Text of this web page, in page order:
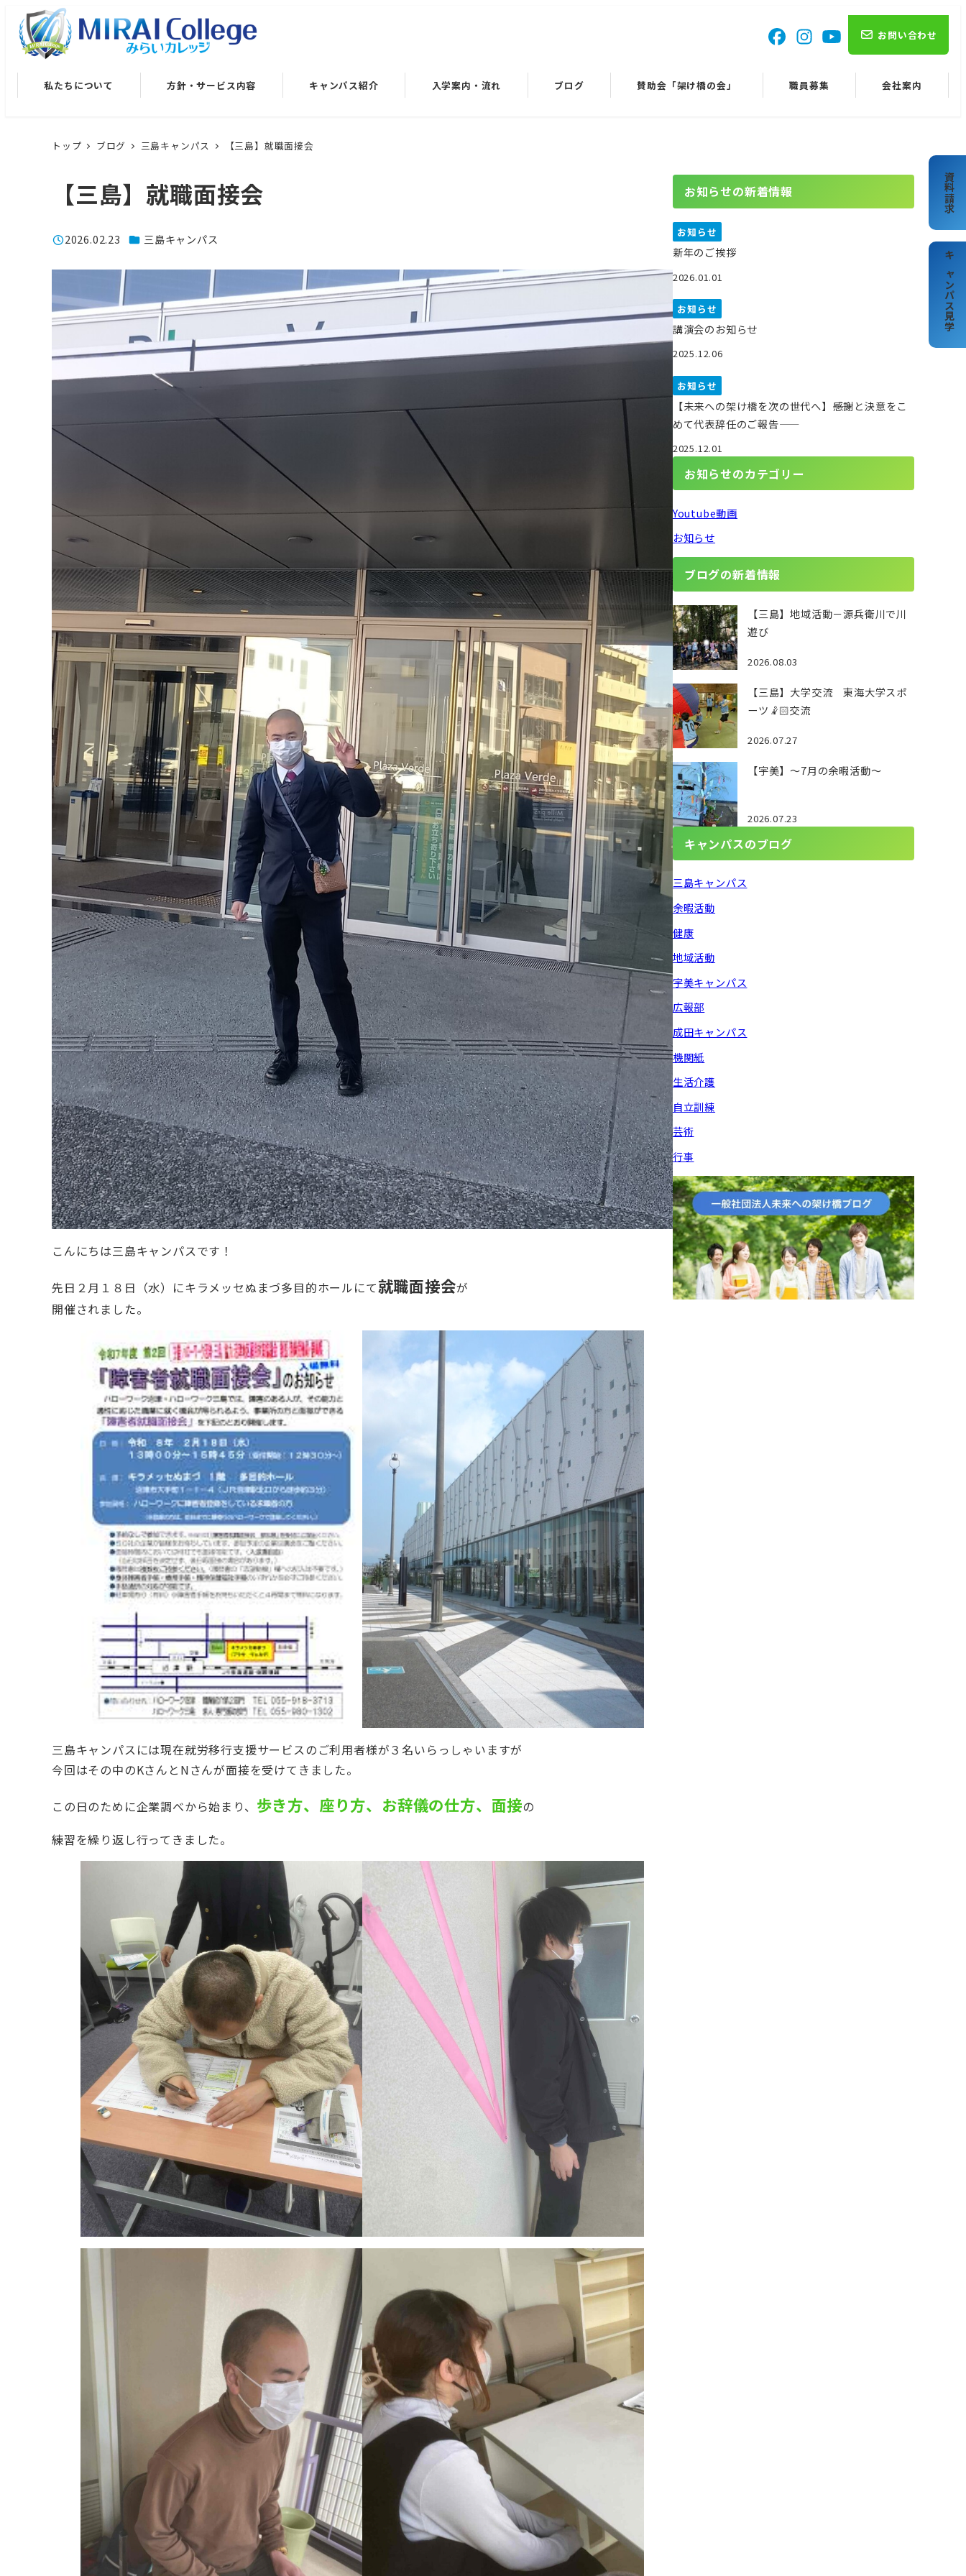
お問い合わせ
私たちについて 方針・サービス内容 キャンパス紹介 入学案内・流れ ブログ 賛助会「架け橋の会」 職員募集 会社案内
トップ ブログ 三島キャンパス 【三島】就職面接会
【三島】就職面接会
投稿日
2026.02.23 カテゴリー
三島キャンパス
こんにちは三島キャンパスです！
先日２月１８日（水）にキラメッセぬまづ多目的ホールにて就職面接会が
開催されました。
三島キャンパスには現在就労移行支援サービスのご利用者様が３名いらっしゃいますが
今回はその中のKさんとNさんが面接を受けてきました。
この日のために企業調べから始まり、 歩き方、座り方、お辞儀の仕方、面接の
練習を繰り返し行ってきました。
お知らせの新着情報
お知らせ
新年のご挨拶
2026.01.01
お知らせ
講演会のお知らせ
2025.12.06
お知らせ
【未来への架け橋を次の世代へ】――感謝と決意をこ
めて代表辞任のご報告――
2025.12.01
お知らせのカテゴリー
Youtube動画
お知らせ
ブログの新着情報
【三島】地域活動－源兵衛川で川
遊び
2026.08.03
【三島】大学交流 東海大学スポ
ーツ🤾🏻交流
2026.07.27
【宇美】～7月の余暇活動～
2026.07.23
キャンパスのブログ
三島キャンパス
余暇活動
健康
地域活動
宇美キャンパス
広報部
成田キャンパス
機関紙
生活介護
自立訓練
芸術
行事
資料請求
キャンパス見学